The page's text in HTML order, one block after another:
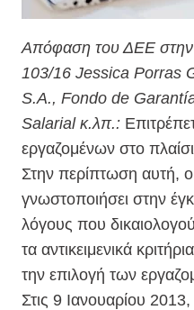
Απόφαση του ΔΕΕ
103/16 Jessica Porras
S.A., Fondo de
Salarial κ.λπ.:
εργαζομένων στο
Στην περίπτωση αυτή, ο
γνωστοποιήσει στην
λόγους που
τα αντικειμενικά
την επιλογή των
Στις 9 Ιανουαρίου